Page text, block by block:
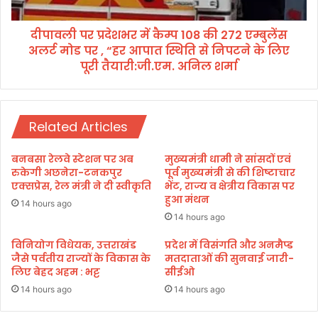
मि
उ
सिं
न
ग
र
ला
रा
ष्ट्री
य
म्मा
दे
श
म्प
0
8
की
2
7
2
लें
स
अ
ल
दीपावली पर प्रदेशभर में कैम्प 108 की 272 एम्बुलेंस
अलर्ट मोड पर , “हर आपात स्थिति से निपटने के लिए
पूरी तैयारी:जी.एम. अनिल शर्मा
Related Articles
बनबसा रेलवे स्टेशन पर अब
रुकेगी अछनेरा-टनकपुर
एक्सप्रेस, रेल मंत्री ने दी स्वीकृति
14 hours ago
मुख्यमंत्री धामी ने सांसदों एवं
पूर्व मुख्यमंत्री से की शिष्टाचार
भेंट, राज्य व क्षेत्रीय विकास पर
हुआ मंथन
14 hours ago
विनियोग विधेयक, उत्तराखंड
जैसे पर्वतीय राज्यों के विकास के
लिए बेहद अहम : भट्ट
14 hours ago
प्रदेश में विसंगति और अनमैप्ड
मतदाताओं की सुनवाई जारी-
सीईओ
14 hours ago